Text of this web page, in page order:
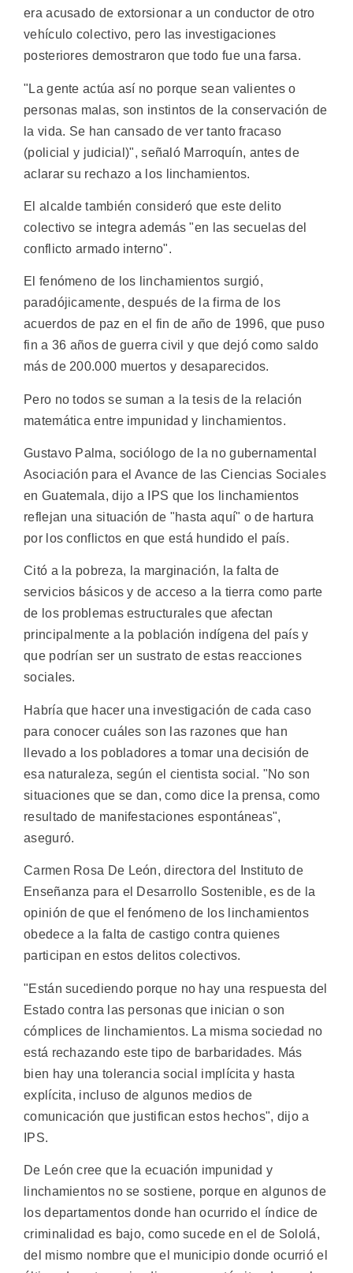
era acusado de extorsionar a un conductor de otro
vehículo colectivo, pero las investigaciones
posteriores demostraron que todo fue una farsa.
"La gente actúa así no porque sean valientes o
personas malas, son instintos de la conservación de
la vida. Se han cansado de ver tanto fracaso
(policial y judicial)", señaló Marroquín, antes de
aclarar su rechazo a los linchamientos.
El alcalde también consideró que este delito
colectivo se integra además "en las secuelas del
conflicto armado interno".
El fenómeno de los linchamientos surgió,
paradójicamente, después de la firma de los
acuerdos de paz en el fin de año de 1996, que puso
fin a 36 años de guerra civil y que dejó como saldo
más de 200.000 muertos y desaparecidos.
Pero no todos se suman a la tesis de la relación
matemática entre impunidad y linchamientos.
Gustavo Palma, sociólogo de la no gubernamental
Asociación para el Avance de las Ciencias Sociales
en Guatemala, dijo a IPS que los linchamientos
reflejan una situación de "hasta aquí" o de hartura
por los conflictos en que está hundido el país.
Citó a la pobreza, la marginación, la falta de
servicios básicos y de acceso a la tierra como parte
de los problemas estructurales que afectan
principalmente a la población indígena del país y
que podrían ser un sustrato de estas reacciones
sociales.
Habría que hacer una investigación de cada caso
para conocer cuáles son las razones que han
llevado a los pobladores a tomar una decisión de
esa naturaleza, según el cientista social. "No son
situaciones que se dan, como dice la prensa, como
resultado de manifestaciones espontáneas",
aseguró.
Carmen Rosa De León, directora del Instituto de
Enseñanza para el Desarrollo Sostenible, es de la
opinión de que el fenómeno de los linchamientos
obedece a la falta de castigo contra quienes
participan en estos delitos colectivos.
"Están sucediendo porque no hay una respuesta del
Estado contra las personas que inician o son
cómplices de linchamientos. La misma sociedad no
está rechazando este tipo de barbaridades. Más
bien hay una tolerancia social implícita y hasta
explícita, incluso de algunos medios de
comunicación que justifican estos hechos", dijo a
IPS.
De León cree que la ecuación impunidad y
linchamientos no se sostiene, porque en algunos de
los departamentos donde han ocurrido el índice de
criminalidad es bajo, como sucede en el de Sololá,
del mismo nombre que el municipio donde ocurrió el